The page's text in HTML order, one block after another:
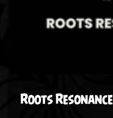
Roots Resonance